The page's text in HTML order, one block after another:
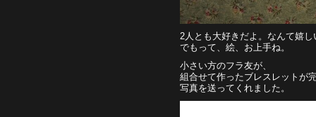
2人とも大好きだよ。なんて嬉し
でもって、絵、お上手ね。
小さい方のフラ友が、
組合せて作ったブレスレットが
写真を送ってくれました。